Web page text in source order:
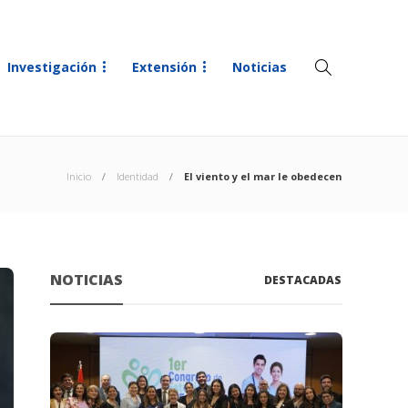
Investigación Extensión Noticias
Inicio Identidad El viento y el mar le obedecen
NOTICIAS DESTACADAS